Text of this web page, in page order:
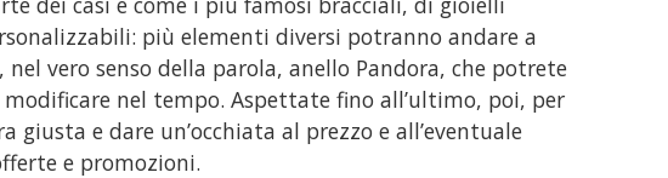
più elementi diversi potranno andare a
vero senso della parola, anello Pandora, che potrete
nel tempo. Aspettate fino all’ultimo, poi, per
giusta e dare un’occhiata al prezzo e all’eventuale
e promozioni.